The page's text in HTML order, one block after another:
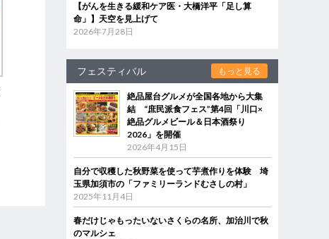
【がんを生きる緩和ケア医・大橋洋平「足し算
命」】天空を見上げて
2026年7月28日
フェスティバル もっと見る
絶品屋台グルメが全国各地から大集
結 “庶民派食フェス”第4回「川口×
絶品グルメビール＆日本酒祭り
2026」を開催
2026年4月15日
自分で収穫した秋野菜を使って芋煮作りを体験 埼
玉県加須市の「ファミリーランドむさしの村」
2025年11月4日
春だけじゃもったいないさくらの名所、加治川で秋
のマルシェ